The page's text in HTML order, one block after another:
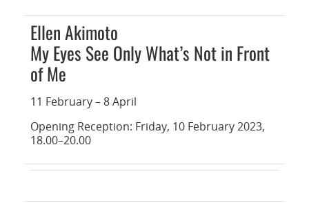
KONTAKT
Ellen Akimoto
My Eyes See Only What’s Not in Front
of Me
11 February – 8 April
Opening Reception: Friday, 10 February 2023,
18.00–20.00